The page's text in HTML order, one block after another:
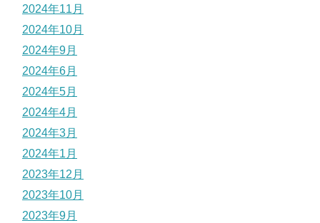
2024年11月
2024年10月
2024年9月
2024年6月
2024年5月
2024年4月
2024年3月
2024年1月
2023年12月
2023年10月
2023年9月